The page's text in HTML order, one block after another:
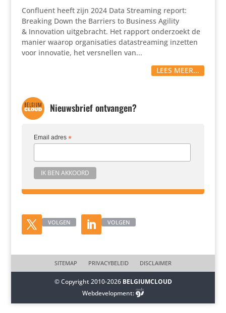
Confluent heeft zijn 2024 Data Streaming report:
Breaking Down the Barriers to Business Agility
& Inno­va­tion uitge­bracht. Het rapport onder­zoekt de
manier waarop orga­ni­sa­ties data­strea­ming inzetten
voor innovatie, het versnellen van...
LEES MEER...
Nieuwsbrief ontvangen?
Email adres *
VOLGEN VOLGEN
SITEMAP PRIVACYBELEID DISCLAIMER
© Copyright 2010-2026 BELGIUMCLOUD
Webdevelopment: